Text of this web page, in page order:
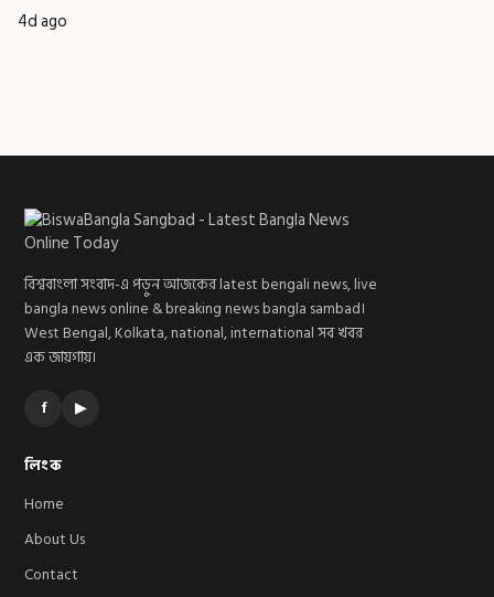
4d ago
বিশ্ববাংলা সংবাদ-এ পড়ুন আজকের latest bengali news, live
bangla news online & breaking news bangla sambad।
West Bengal, Kolkata, national, international সব খবর
এক জায়গায়।
f ▶
লিংক
Home
About Us
Contact